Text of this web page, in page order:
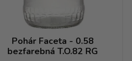
Pohár Faceta - 0.58
bezfarebná T.O.82 RG